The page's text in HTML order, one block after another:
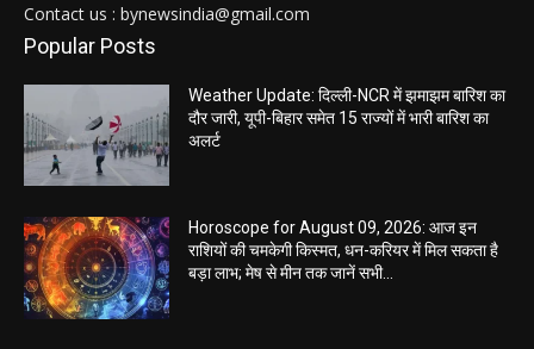
Contact us : bynewsindia@gmail.com
Popular Posts
Weather Update: दिल्ली-NCR में झमाझम बारिश का
दौर जारी, यूपी-बिहार समेत 15 राज्यों में भारी बारिश का
अलर्ट
Horoscope for August 09, 2026: आज इन
राशियों की चमकेगी किस्मत, धन-करियर में मिल सकता है
बड़ा लाभ; मेष से मीन तक जानें सभी...